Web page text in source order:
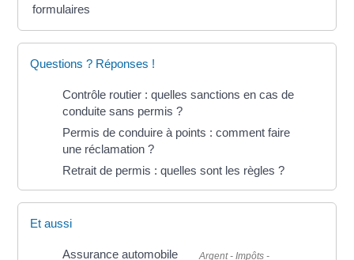
formulaires
Questions ? Réponses !
Contrôle routier : quelles sanctions en cas de
conduite sans permis ?
Permis de conduire à points : comment faire
une réclamation ?
Retrait de permis : quelles sont les règles ?
Et aussi
Assurance automobile
Argent - Impôts -